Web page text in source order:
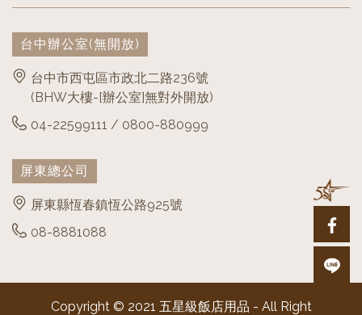
台中辦公室(無開放)
台中市西屯區市政北二路236號
(BHW大樓-[辦公室]無對外開放)
04-22599111 / 0800-880999
屏東總公司
屏東縣恆春鎮恆公路925號
08-8881088
Copyright © 2021 五星級飯店用品 - All Right